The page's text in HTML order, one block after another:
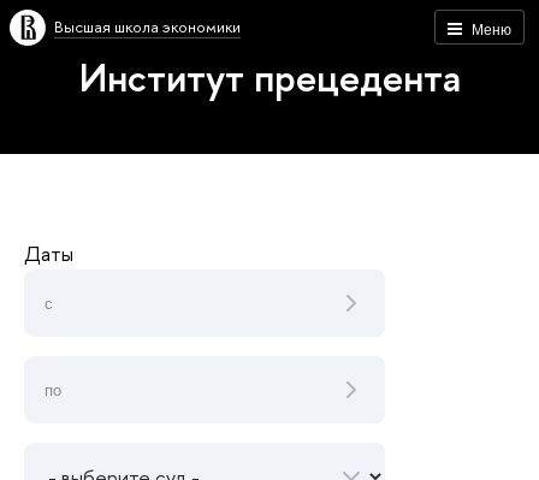
Меню
Высшая школа экономики
Институт прецедента
Даты